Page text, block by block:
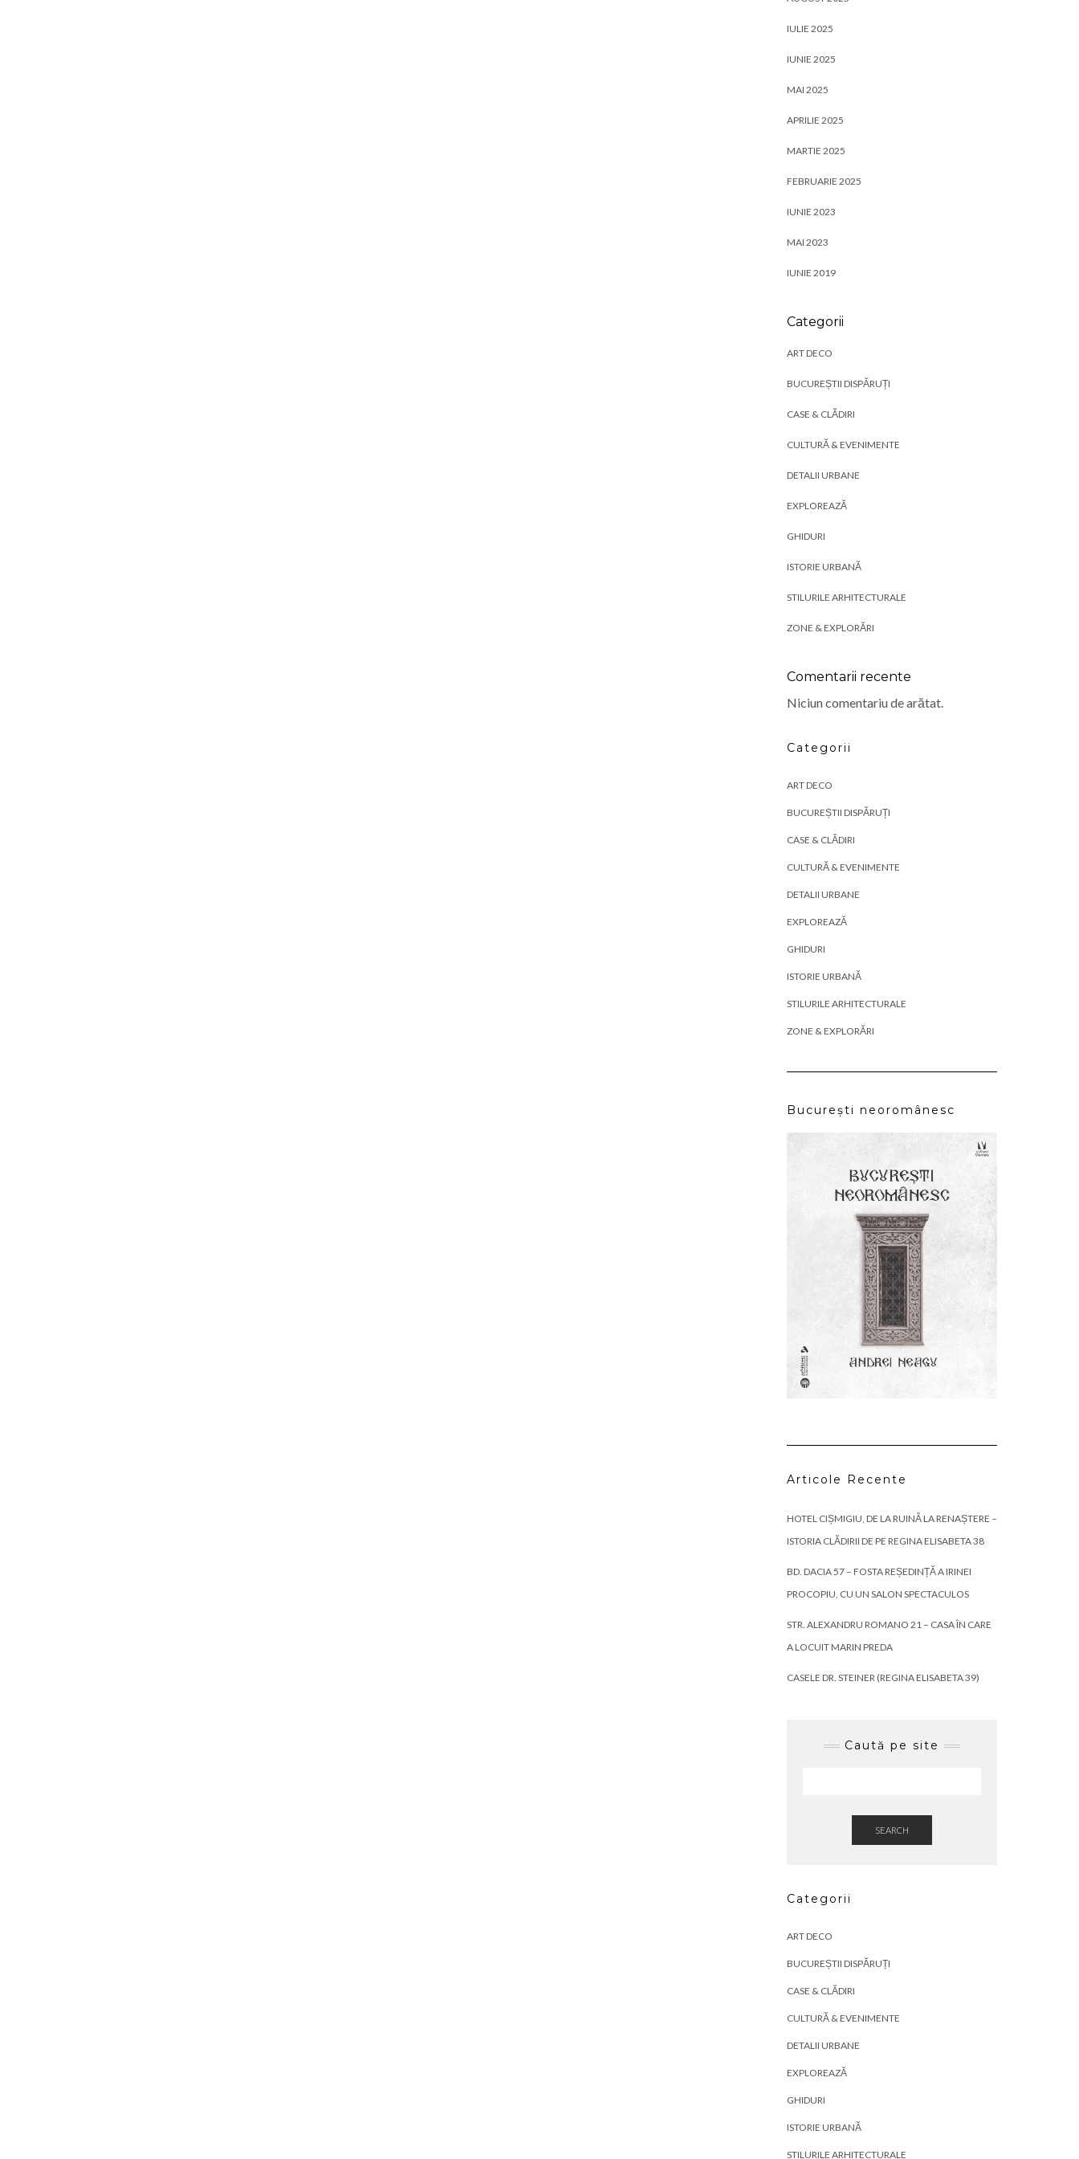
IULIE 2025
IUNIE 2025
MAI 2025
APRILIE 2025
MARTIE 2025
FEBRUARIE 2025
IUNIE 2023
MAI 2023
IUNIE 2019
Categorii
ART DECO
BUCUREȘTII DISPĂRUȚI
CASE & CLĂDIRI
CULTURĂ & EVENIMENTE
DETALII URBANE
EXPLOREAZĂ
GHIDURI
ISTORIE URBANĂ
STILURILE ARHITECTURALE
ZONE & EXPLORĂRI
Comentarii recente
Niciun comentariu de arătat.
Categorii
ART DECO
BUCUREȘTII DISPĂRUȚI
CASE & CLĂDIRI
CULTURĂ & EVENIMENTE
DETALII URBANE
EXPLOREAZĂ
GHIDURI
ISTORIE URBANĂ
STILURILE ARHITECTURALE
ZONE & EXPLORĂRI
București neoromânesc
Articole Recente
HOTEL CIȘMIGIU, DE LA RUINĂ LA RENAȘTERE –
ISTORIA CLĂDIRII DE PE REGINA ELISABETA 38
BD. DACIA 57 – FOSTA REȘEDINȚĂ A IRINEI
PROCOPIU, CU UN SALON SPECTACULOS
STR. ALEXANDRU ROMANO 21 – CASA ÎN CARE
A LOCUIT MARIN PREDA
CASELE DR. STEINER (REGINA ELISABETA 39)
Caută pe site
SEARCH
Categorii
ART DECO
BUCUREȘTII DISPĂRUȚI
CASE & CLĂDIRI
CULTURĂ & EVENIMENTE
DETALII URBANE
EXPLOREAZĂ
GHIDURI
ISTORIE URBANĂ
STILURILE ARHITECTURALE